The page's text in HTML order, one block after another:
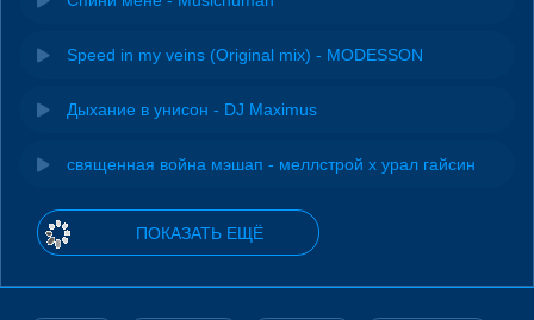
Speed in my veins (Original mix) - MODESSON
Дыхание в унисон - DJ Maximus
священная война мэшап - меллстрой х урал гайсин
ПОКАЗАТЬ ЕЩЁ